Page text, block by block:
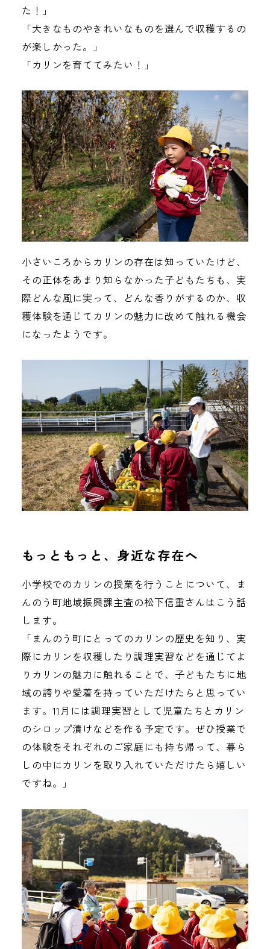
た！」
「大きなものやきれいなものを選んで収穫するの
が楽しかった。」
「カリンを育ててみたい！」
小さいころからカリンの存在は知っていたけど、
その正体をあまり知らなかった子どもたちも、実
際どんな風に実って、どんな香りがするのか、収
穫体験を通じてカリンの魅力に改めて触れる機会
になったようです。
もっともっと、身近な存在へ
小学校でのカリンの授業を行うことについて、ま
んのう町地域振興課主査の松下信重さんはこう話
します。
「まんのう町にとってのカリンの歴史を知り、実
際にカリンを収穫したり調理実習などを通じてよ
りカリンの魅力に触れることで、子どもたちに地
域の誇りや愛着を持っていただけたらと思ってい
ます。11月には調理実習として児童たちとカリン
のシロップ漬けなどを作る予定です。ぜひ授業で
の体験をそれぞれのご家庭にも持ち帰って、暮ら
しの中にカリンを取り入れていただけたら嬉しい
ですね。」